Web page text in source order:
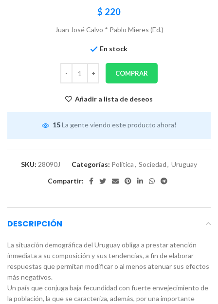
$ 220
Juan José Calvo * Pablo Mieres (Ed.)
En stock
COMPRAR
Añadir a lista de deseos
15 La gente viendo este producto ahora!
SKU: 28090J Categorías: Política, Sociedad, Uruguay
Compartir:
DESCRIPCIÓN
La situación demográfica del Uruguay obliga a prestar atención
inmediata a su composición y sus tendencias, a fin de elaborar
respuestas que permitan modificar o al menos atenuar sus efectos
más negativos.
Un país que conjuga baja fecundidad con fuerte envejecimiento de
la población, la que se caracteriza, además, por una importante